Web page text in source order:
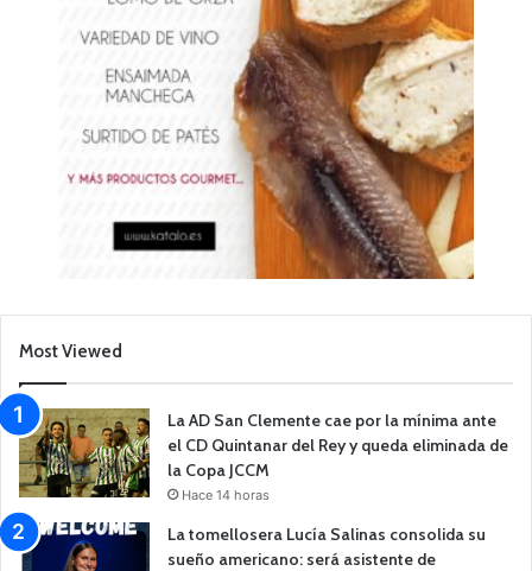
Most Viewed
La AD San Clemente cae por la mínima ante
el CD Quintanar del Rey y queda eliminada de
la Copa JCCM
Hace 14 horas
La tomellosera Lucía Salinas consolida su
sueño americano: será asistente de